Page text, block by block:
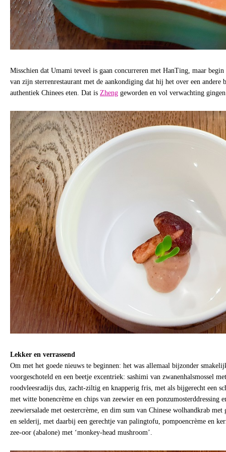
Misschien dat Umami teveel is gaan concurreren met HanTing, maar
van zijn sterrenrestaurant met de aankondiging dat hij het over een andere
authentiek Chinees eten. Dat is Zheng geworden en vol verwachting
Lekker en verrassend
Om met het goede nieuws te beginnen: het was allemaal bijzonder
voorgeschoteld en een beetje excentriek: sashimi van zwanenhalsmossel
roodvleesradijs dus, zacht-ziltig en knapperig fris, met als bijgerecht een
met witte bonencrème en chips van zeewier en een ponzumosterddressing
zeewiersalade met oestercrème, en dim sum van Chinese wolhandkrab met
en selderij, met daarbij een gerechtje van palingtofu, pompoencrème en
zee-oor (abalone) met ‘monkey-head mushroom’.